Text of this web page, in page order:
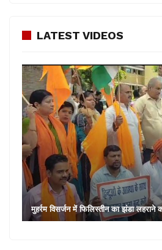
LATEST VIDEOS
मुहर्रम विसर्जन में फिलिस्तीन का झंडा